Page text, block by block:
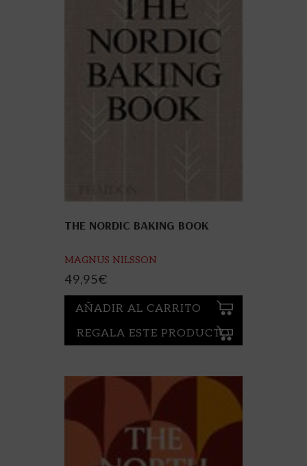
THE NORDIC BAKING BOOK
MAGNUS NILSSON
49,95€
AÑADIR AL CARRITO
REGALA ESTE PRODUCTO